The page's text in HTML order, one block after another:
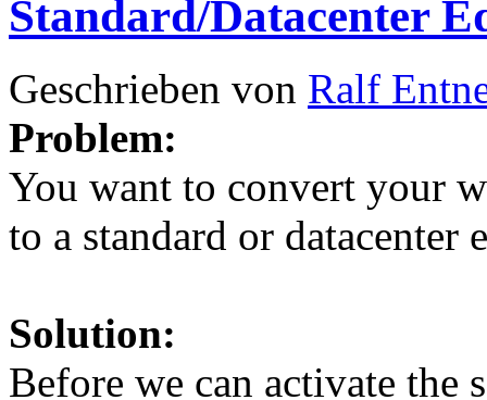
Standard/Datacenter
Geschrieben von Ralf
Problem:
You want to convert your
to a standard or datacenter
Solution:
Before we can activate